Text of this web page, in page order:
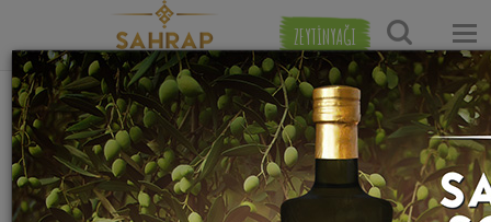
ZEYTİNYAĞI
Ana Sayfa Salata Tarifleri Garnitür Salata Tarifleri